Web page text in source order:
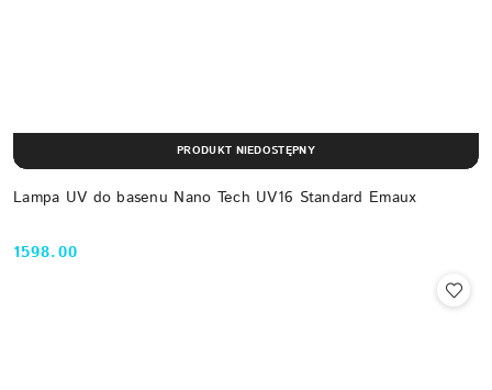
Lampa UV do basenu Nano Tech UV16 Standard Emaux
Cena:
1598.00
PRODUKT NIEDOSTĘPNY